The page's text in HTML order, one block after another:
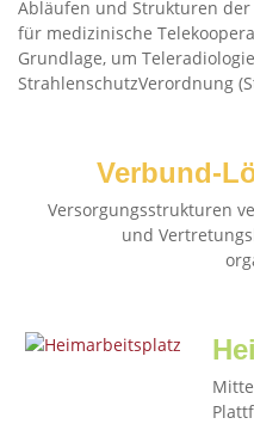
Abläufen und Strukturen
für medizinische
Grundlage, um
StrahlenschutzVerordnung
Verbund-
Versorgungsstrukturen
und